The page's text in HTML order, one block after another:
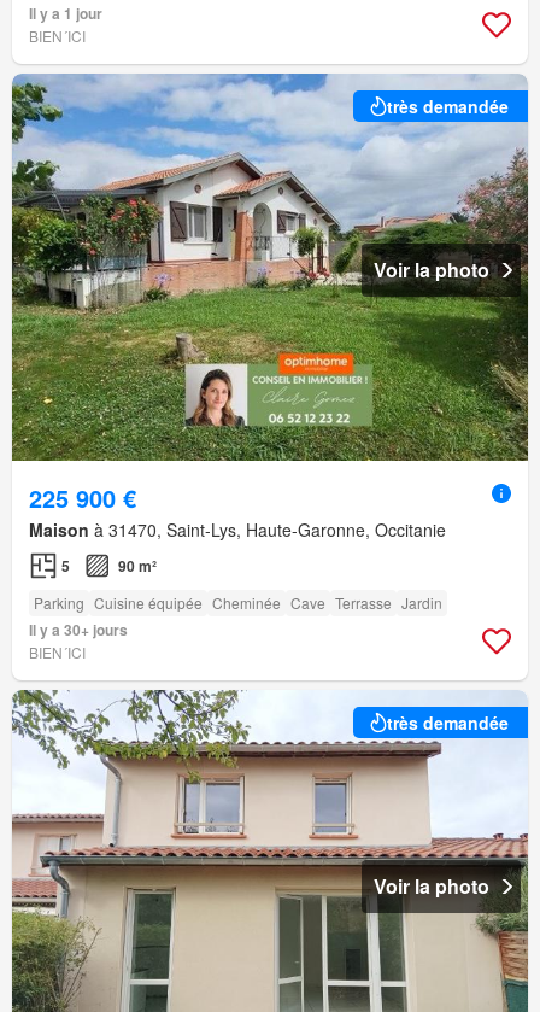
Il y a 1 jour
BIEN´ICI
très demandée
Voir la photo
225 900 €
Maison à 31470, Saint-Lys, Haute-Garonne, Occitanie
5 90 m²
Parking Cuisine équipée Cheminée Cave Terrasse Jardin
Il y a 30+ jours
BIEN´ICI
très demandée
Voir la photo